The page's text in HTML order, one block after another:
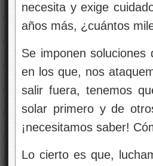
necesita y exige
años más, ¿cuántos
Se imponen
en los que, nos
salir fuera, tenemos
solar primero y de
¡necesitamos saber!
Lo cierto es que,